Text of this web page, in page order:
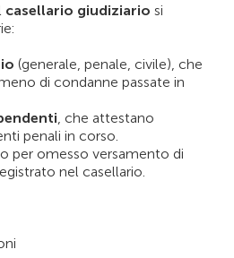
casellario giudiziario si
(generale, penale, civile), che
di condanne passate in
, che attestano
penali in corso.
per omesso versamento di
nel casellario.